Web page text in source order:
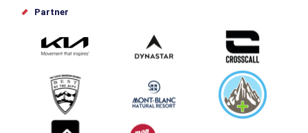
Offices de tourisme
Schlagen Sie Ihr Event vor
Service groupes et séminaires
Herunterladen
Tourismus & Behinderung
Partner